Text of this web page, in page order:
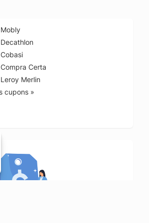
Certa
Merlin
cupons »